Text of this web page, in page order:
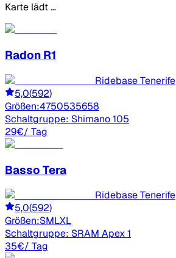
Karte lädt …
Radon R1
Ridebase Tenerife
5,0(592)
Größen:4750535658
Schaltgruppe: Shimano 105
29€/ Tag
Basso Tera
Ridebase Tenerife
5,0(592)
Größen:SMLXL
Schaltgruppe: SRAM Apex 1
35€/ Tag